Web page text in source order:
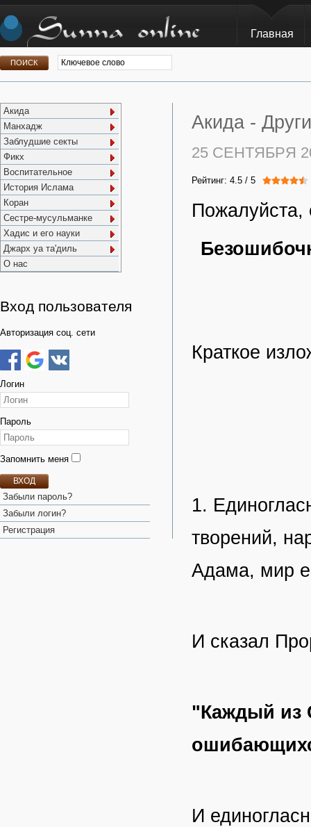
Главная
Акида
Манхадж
Заблудшие секты
Фикх
Воспитательное
История Ислама
Коран
Сестре-мусульманке
Хадис и его науки
Джарх уа та'диль
О нас
Вход пользователя
Авторизация соц. сети
Логин
Пароль
Запомнить меня
ВХОД
Забыли пароль?
Забыли логин?
Регистрация
Акида -
25 СЕНТЯБРЯ
Рейтинг: 4.5 / 5
Пожалуйста,
Краткое
1.
творений,
Адама, мир
И сказал
"Каждый из
И